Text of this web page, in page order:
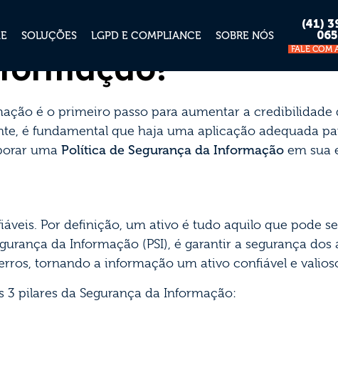
SOLUÇÕES LGPD E COMPLIANCE SOBRE NÓS
(41)
FALE COM
a elaborar uma
é o primeiro passo para aumentar a credibilidade
é fundamental que haja uma aplicação adequada
uma Política de Segurança da Informação em sua
Por definição, um ativo é tudo aquilo que pode
da Informação (PSI), é garantir a segurança dos
tornando a informação um ativo confiável e
pilares da Segurança da Informação: